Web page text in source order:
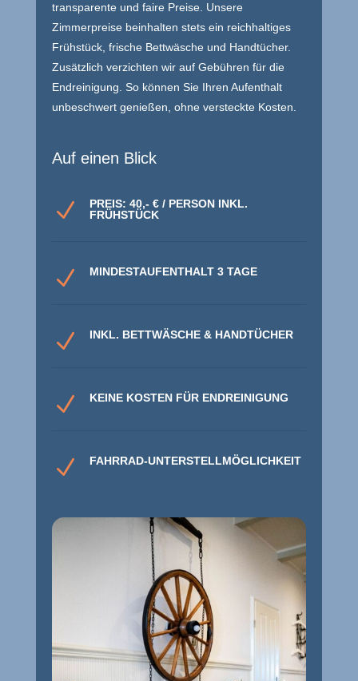
transparente und faire Preise. Unsere
Zimmerpreise beinhalten stets ein reichhaltiges
Frühstück, frische Bettwäsche und Handtücher.
Zusätzlich verzichten wir auf Gebühren für die
Endreinigung. So können Sie Ihren Aufenthalt
unbeschwert genießen, ohne versteckte Kosten.
Auf einen Blick
N
PREIS: 40,- € / PERSON INKL.
FRÜHSTÜCK
N MINDESTAUFENTHALT 3 TAGE
N INKL. BETTWÄSCHE & HANDTÜCHER
N KEINE KOSTEN FÜR ENDREINIGUNG
N FAHRRAD-UNTERSTELLMÖGLICHKEIT